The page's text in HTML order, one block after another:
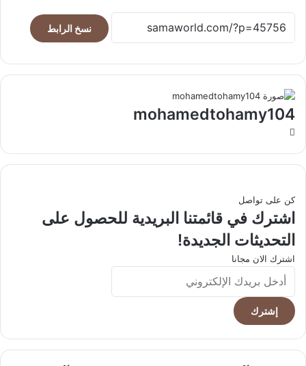
نسخ الرابط
mohamedtohamy104
كن على تواصل
اشترك في قائمتنا البريدية للحصول على
التحديثات الجديدة!
اشترك الان مجانا
أدخل
بريدك
الإلكتروني